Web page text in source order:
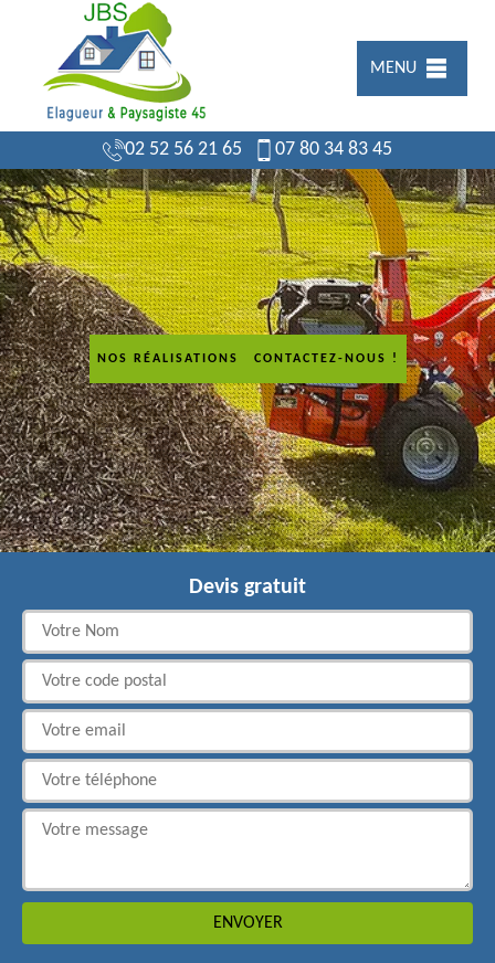
MENU
02 52 56 21 65 07 80 34 83 45
NOS RÉALISATIONS CONTACTEZ-NOUS !
Devis gratuit